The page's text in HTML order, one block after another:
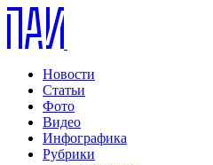
Новости
Статьи
Фото
Видео
Инфографика
Рубрики